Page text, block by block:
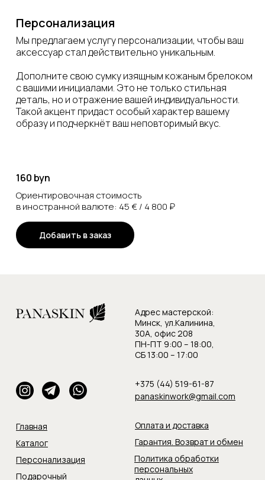
Персонализация
Мы предлагаем услугу персонализации, чтобы ваш
аксессуар стал действительно уникальным.
Дополните свою сумку изящным кожаным брелоком
с вашими инициалами. Это не только стильная
деталь, но и отражение вашей индивидуальности.
Такой акцент придаст особый характер вашему
образу и подчеркнёт ваш неповторимый вкус.
Добавить в заказ
160 byn
Ориентировочная стоимость
в иностранной валюте: 45 € / 4 800 ₽
Главная
Политика обработки
персональных
Оплата и доставка
Гарантия. Возврат и обмен
Подарочный
Персонализация
Каталог
+375 (44) 519-61-87
panaskinwork@gmail.com
Адрес мастерской:
Минск, ул.Калинина,
30А, офис 208
ПН-ПТ 9:00 – 18:00,
СБ 13:00 – 17:00